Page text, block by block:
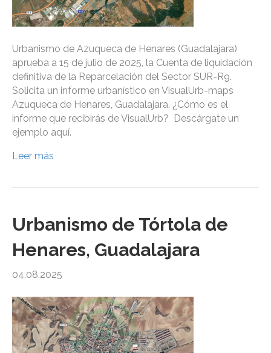
Urbanismo de Azuqueca de Henares (Guadalajara)
aprueba a 15 de julio de 2025, la Cuenta de liquidación
definitiva de la Reparcelación del Sector SUR-R9.
Solicita un informe urbanístico en VisualUrb-maps
Azuqueca de Henares, Guadalajara. ¿Cómo es el
informe que recibirás de VisualUrb? Descárgate un
ejemplo aquí.
Leer más
Urbanismo de Tórtola de
Henares, Guadalajara
04.08.2025